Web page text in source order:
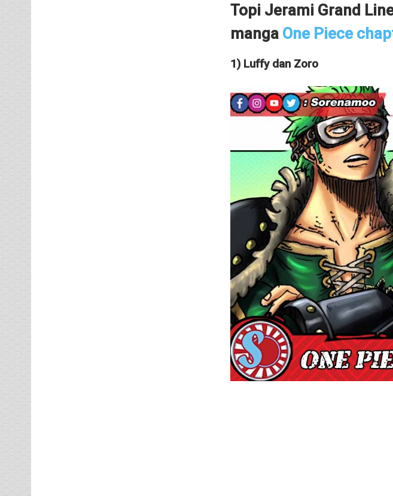
Topi Jerami Grand
manga One Piece
1) Luffy dan Zoro